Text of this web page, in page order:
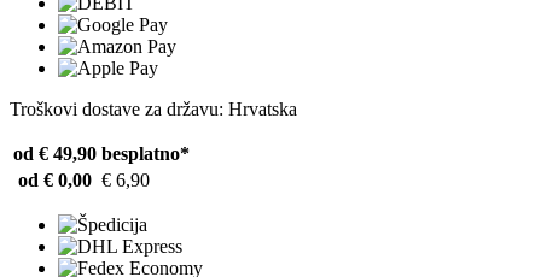
Troškovi dostave za državu: Hrvatska
od € 49,90 besplatno*
od € 0,00 € 6,90